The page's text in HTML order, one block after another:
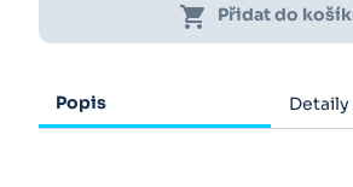
shopping_cart Přidat do
Popis